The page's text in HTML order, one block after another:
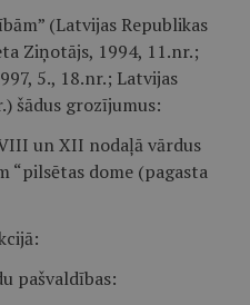
(Latvijas Republikas
Ziņotājs, 1994, 11.nr.;
5., 18.nr.; Latvijas
šādus grozījumus:
un XII nodaļā vārdus
“pilsētas dome (pagasta
pašvaldības: